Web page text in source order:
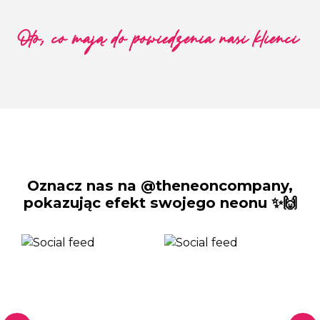
Oto, co mają do powiedzenia nasi klienci
Oznacz nas na @theneoncompany,
pokazując efekt swojego neonu ✨🙌